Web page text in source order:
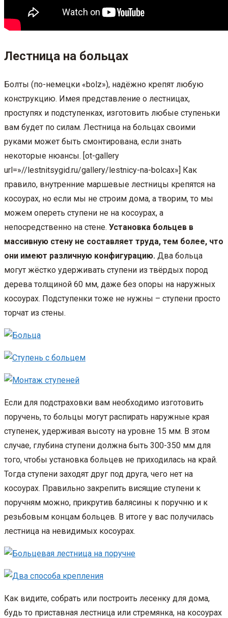
Лестница на больцах
Болты (по-немецки «bolz»), надёжно крепят любую
конструкцию. Имея представление о лестницах,
проступях и подступенках, изготовить любые ступеньки
вам будет по силам. Лестница на больцах своими
руками может быть смонтирована, если знать
некоторые нюансы. [ot-gallery
url=»//lestnitsygid.ru/gallery/lestnicy-na-bolcax»] Как
правило, внутренние маршевые лестницы крепятся на
косоурах, но если мы не строим дома, а творим, то мы
можем опереть ступени не на косоурах, а
непосредственно на стене. Установка больцев в
массивную стену не составляет труда, тем более, что
они имеют различную конфигурацию. Два больца
могут жёстко удерживать ступени из твёрдых пород
дерева толщиной 60 мм, даже без опоры на наружных
косоурах. Подступенки тоже не нужны – ступени просто
торчат из стены.
Если для подстраховки вам необходимо изготовить
поручень, то больцы могут распирать наружные края
ступенек, удерживая высоту на уровне 15 мм. В этом
случае, глубина ступени должна быть 300-350 мм для
того, чтобы установка больцев не приходилась на край.
Тогда ступени заходят друг под друга, чего нет на
косоурах. Правильно закрепить висящие ступени к
поручням можно, прикрутив балясины к поручню и к
резьбовым концам больцев. В итоге у вас получилась
лестница на невидимых косоурах.
Как видите, собрать или построить лесенку для дома,
будь то приставная лестница или стремянка, на косоурах